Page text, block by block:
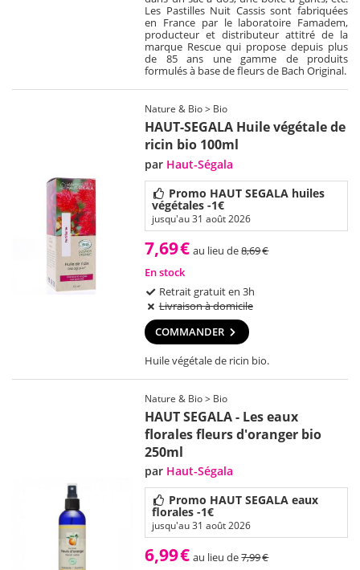
Les Pastilles Nuit Cassis sont fabriquées
en France par le laboratoire Famadem,
producteur et distributeur attitré de la
marque Rescue qui propose depuis plus
de 85 ans une gamme de produits
formulés à base de fleurs de Bach Original.
Nature & Bio > Bio
HAUT-SEGALA Huile végétale de
ricin bio 100ml
par Haut-Ségala
Promo HAUT SEGALA huiles
végétales -1€
jusqu'au 31 août 2026
7,69€ au lieu de8,69€
En stock
Retrait gratuit en 3h
Livraison à domicile
COMMANDER
Huile végétale de ricin bio.
Nature & Bio > Bio
HAUT SEGALA - Les eaux
florales fleurs d'oranger bio
250ml
par Haut-Ségala
Promo HAUT SEGALA eaux
florales -1€
jusqu'au 31 août 2026
6,99€ au lieu de7,99€